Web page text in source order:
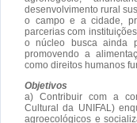
desenvolvimento rural
o campo e a cidade,
parcerias com
o núcleo busca ainda
promovendo a
como direitos humanos
Objetivos
a) Contribuir com a
Cultural da UNIFAL)
agroecológicos e